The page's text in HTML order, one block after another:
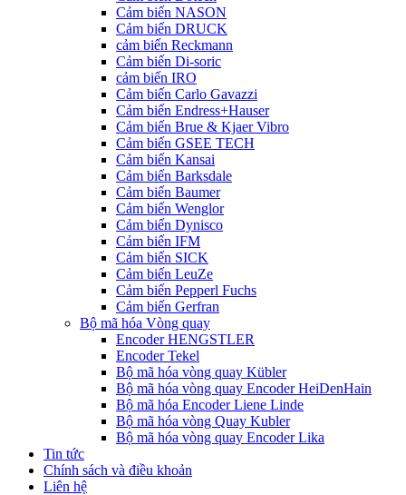
Cảm biến NASON
Cảm biến DRUCK
cảm biến Reckmann
Cảm biến Di-soric
cảm biến IRO
Cảm biến Carlo Gavazzi
Cảm biến Endress+Hauser
Cảm biến Brue & Kjaer Vibro
Cảm biến GSEE TECH
Cảm biến Kansai
Cảm biến Barksdale
Cảm biến Baumer
Cảm biến Wenglor
Cảm biến Dynisco
Cảm biến IFM
Cảm biến SICK
Cảm biến LeuZe
Cảm biến Pepperl Fuchs
Cảm biến Gerfran
Bộ mã hóa Vòng quay
Encoder HENGSTLER
Encoder Tekel
Bộ mã hóa vòng quay Kübler
Bộ mã hóa vòng quay Encoder HeiDenHain
Bộ mã hóa Encoder Liene Linde
Bộ mã hóa vòng Quay Kubler
Bộ mã hóa vòng quay Encoder Lika
Tin tức
Chính sách và điều khoản
Liên hệ